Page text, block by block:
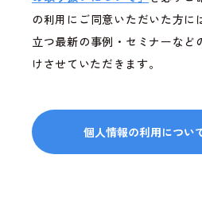
の利用にご同意いただいた方に
立つ最新の事例・セミナーなど
けさせていただきます。